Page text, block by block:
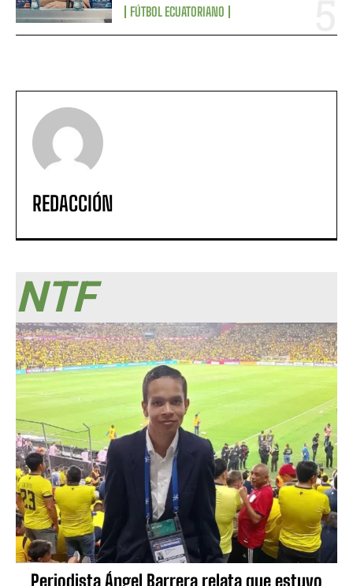
FÚTBOL ECUATORIANO
REDACCIÓN
NTF
Periodista Ángel Barrera relata que estuvo